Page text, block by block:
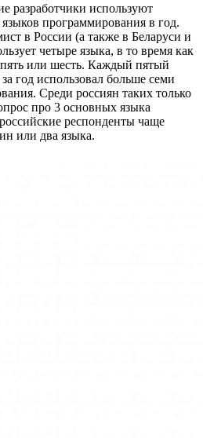
разработчики используют
программирования в год.
в России (а также в Беларуси и
четыре языка, в то время как
или шесть. Каждый пятый
год использовал больше семи
Среди россиян таких только
про 3 основных языка
респонденты чаще
или два языка.